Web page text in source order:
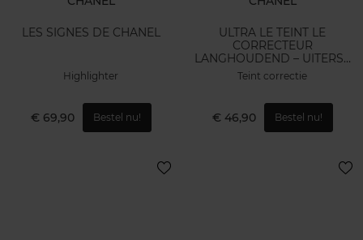
LES SIGNES DE CHANEL
Highlighter
€ 69,90 Bestel nu!
ULTRA LE TEINT LE
CORRECTEUR
LANGHOUDEND – UITERST
COMFORTABEL
Teint correctie
€ 46,90 Bestel nu!